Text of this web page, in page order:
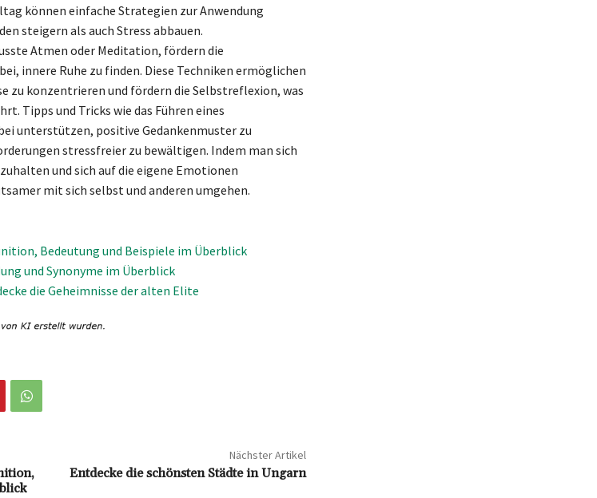
können einfache Strategien zur Anwendung
steigern als auch Stress abbauen.
Atmen oder Meditation, fördern die
innere Ruhe zu finden. Diese Techniken ermöglichen
zu konzentrieren und fördern die Selbstreflexion, was
Tipps und Tricks wie das Führen eines
unterstützen, positive Gedankenmuster zu
stressfreier zu bewältigen. Indem man sich
und sich auf die eigene Emotionen
mit sich selbst und anderen umgehen.
Bedeutung und Beispiele im Überblick
und Synonyme im Überblick
die Geheimnisse der alten Elite
Nächster Artikel
Entdecke die schönsten Städte in Ungarn